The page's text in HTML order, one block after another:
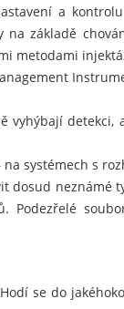
a
základě
metodami
systémech s
dosud neznámé
se do